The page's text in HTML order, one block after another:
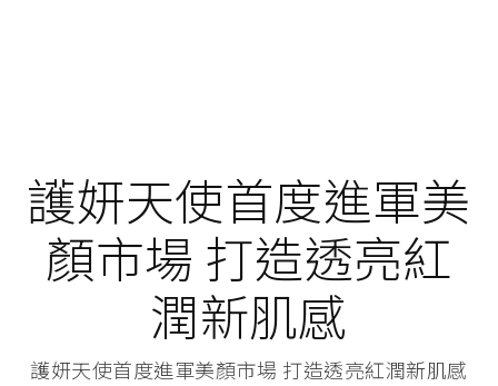
護妍天使首度進軍美
顏市場 打造透亮紅
潤新肌感
護妍天使首度進軍美顏市場 打造透亮紅潤新肌感